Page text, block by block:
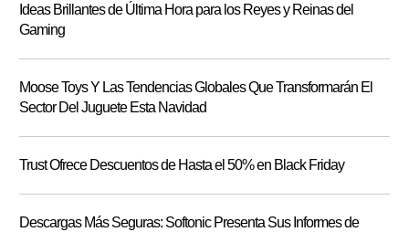
Ideas Brillantes de Última Hora para los Reyes y Reinas del
Gaming
Moose Toys Y Las Tendencias Globales Que Transformarán El
Sector Del Juguete Esta Navidad
Trust Ofrece Descuentos de Hasta el 50% en Black Friday
Descargas Más Seguras: Softonic Presenta Sus Informes de